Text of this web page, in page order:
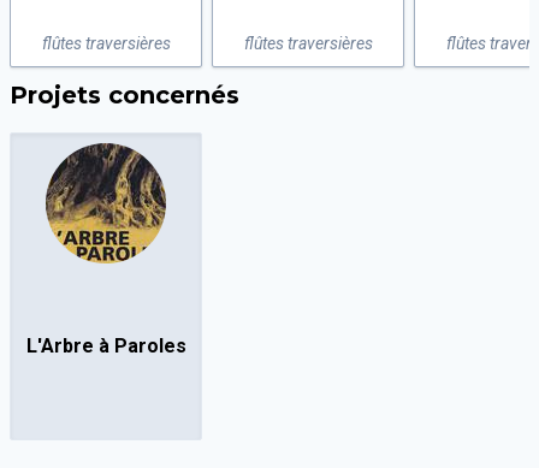
flûtes traversières flûtes traversières flûtes
Projets concernés
L'Arbre à Paroles